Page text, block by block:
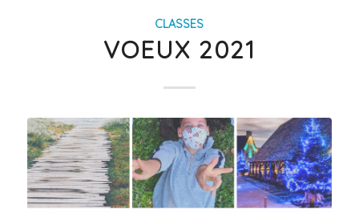
CLASSES
VOEUX 2021